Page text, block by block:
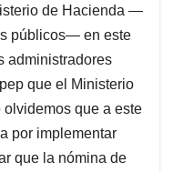
de Hacienda —
públicos— en este
administradores
que el Ministerio
que a este
por implementar
que la nómina de